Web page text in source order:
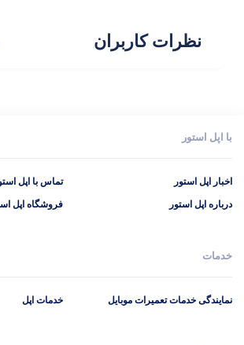
نظرات کاربران
با اپل استور
اخبار اپل استور
درباره اپل استور
تماس با اپل
فروشگاه اپل
خدمات
نمایندگی خدمات تعمیرات موبایل خدمات اپل